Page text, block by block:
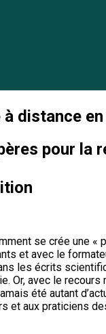
à distance
pour la
se crée une «
et avec le
les écrits
Or, avec le recours
été autant
et aux praticiens